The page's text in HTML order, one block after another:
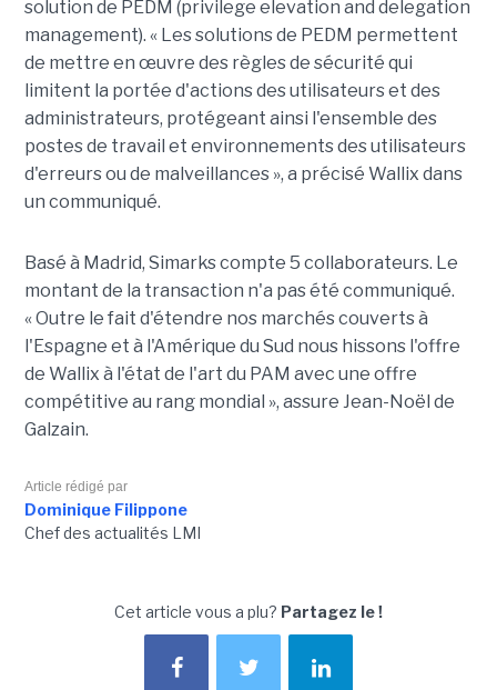
solution de PEDM (privilege elevation and delegation
management). « Les solutions de PEDM permettent
de mettre en œuvre des règles de sécurité qui
limitent la portée d'actions des utilisateurs et des
administrateurs, protégeant ainsi l'ensemble des
postes de travail et environnements des utilisateurs
d'erreurs ou de malveillances », a précisé Wallix dans
un communiqué.
Basé à Madrid, Simarks compte 5 collaborateurs. Le
montant de la transaction n'a pas été communiqué.
« Outre le fait d'étendre nos marchés couverts à
l'Espagne et à l'Amérique du Sud nous hissons l'offre
de Wallix à l'état de l'art du PAM avec une offre
compétitive au rang mondial », assure Jean-Noël de
Galzain.
Article rédigé par
Dominique Filippone
Chef des actualités LMI
Cet article vous a plu? Partagez le !